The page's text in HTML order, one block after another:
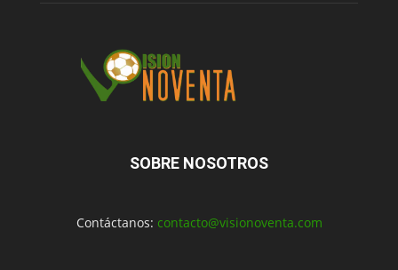
SOBRE NOSOTROS
Contáctanos: contacto@visionoventa.com